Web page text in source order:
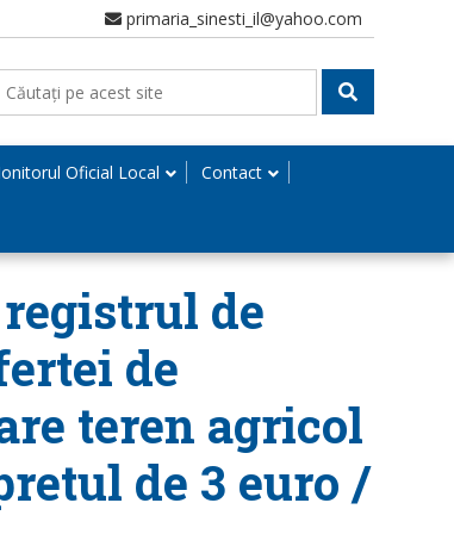
primaria_sinesti_il@yahoo.com
Oficial Local Contact
de
de
teren agricol
de 3 euro /